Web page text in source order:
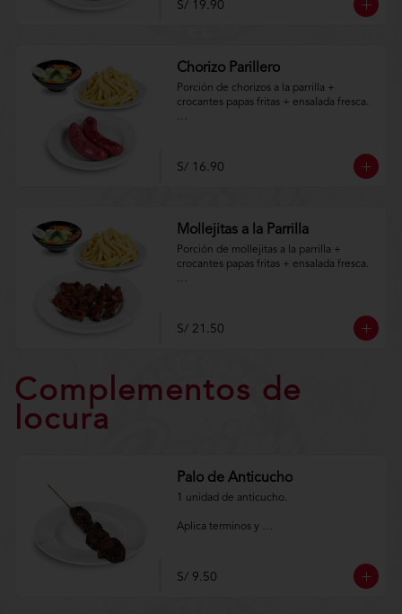
S/ 19.90
Chorizo Parillero
Porción de chorizos a la parrilla +
crocantes papas fritas + ensalada fresca.
m/TYCGenerales
S/ 16.90
Mollejitas a la Parrilla
Porción de mollejitas a la parrilla +
crocantes papas fritas + ensalada fresca.
m/TYCGenerales
S/ 21.50
Complementos de
locura
Palo de Anticucho
1 unidad de anticucho.
Aplica terminos y
S/ 9.50